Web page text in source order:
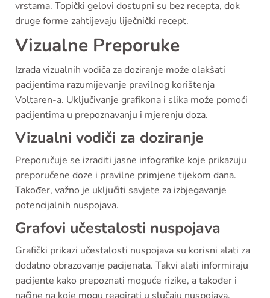
vrstama. Topički gelovi dostupni su bez recepta, dok
druge forme zahtijevaju liječnički recept.
Vizualne Preporuke
Izrada vizualnih vodiča za doziranje može olakšati
pacijentima razumijevanje pravilnog korištenja
Voltaren-a. Uključivanje grafikona i slika može pomoći
pacijentima u prepoznavanju i mjerenju doza.
Vizualni vodiči za doziranje
Preporučuje se izraditi jasne infografike koje prikazuju
preporučene doze i pravilne primjene tijekom dana.
Također, važno je uključiti savjete za izbjegavanje
potencijalnih nuspojava.
Grafovi učestalosti nuspojava
Grafički prikazi učestalosti nuspojava su korisni alati za
dodatno obrazovanje pacijenata. Takvi alati informiraju
pacijente kako prepoznati moguće rizike, a također i